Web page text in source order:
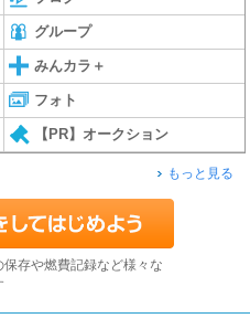
グループ
みんカラ＋
フォト
【PR】オークション
もっと見る
存や燃費記録など様々な